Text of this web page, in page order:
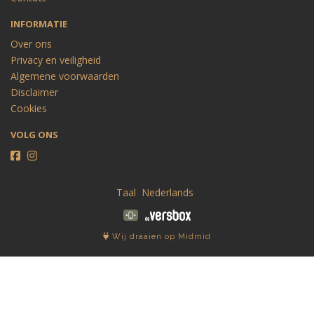
INFORMATIE
Over ons
Privacy en veiligheid
Algemene voorwaarden
Disclaimer
Cookies
VOLG ONS
Taal
Wij draaien op Midmid